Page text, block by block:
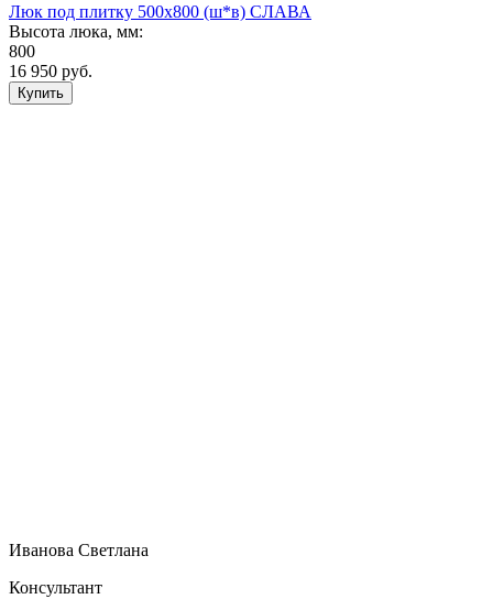
Люк под плитку 500х800 (ш*в) СЛАВА
Высота люка, мм:
800
16 950 руб.
Иванова Светлана
Консультант